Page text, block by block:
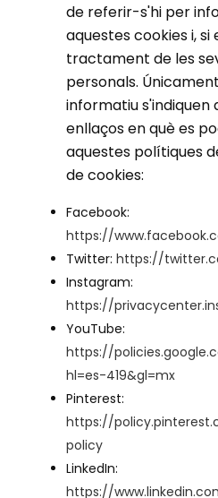
de referir-s'hi per
aquestes cookies i, si
tractament de les
personals.
informatiu s'indiquen
enllaços en què es
aquestes polítiques
de cookies:
Facebook:
https://
Twitter: https://
Instagram:
https://
YouTube:
https://
hl=es-419&gl=mx
Pinterest:
https://
policy
LinkedIn:
https://